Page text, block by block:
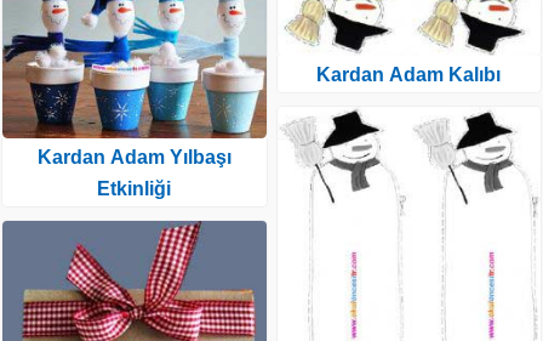
Kardan Adam Yılbaşı
Etkinliği
Kardan Adam Kalıbı